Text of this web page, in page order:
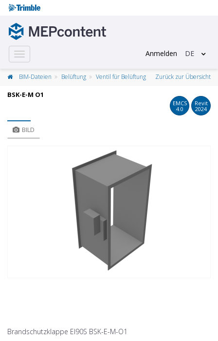
Toggle
navigation
Anmelden DE
BIM-Dateien Belüftung Ventil für Belüftung Zurück zur Übersicht
BSK-E-M O1
EMCS
4.0
Revit
2024
BILD
Brandschutzklappe EI90S BSK-E-M-O1